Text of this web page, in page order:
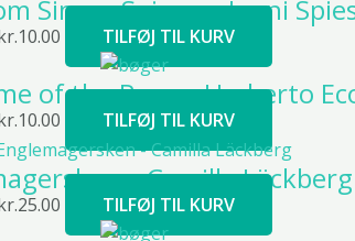
Simon Spies og Janni
10.00 TILFØJ TIL KURV
of the Rose – Umberto
10.00 TILFØJ TIL KURV
– Camilla Läckberg
25.00 TILFØJ TIL KURV